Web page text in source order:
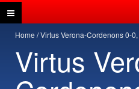
Home Virtus Verona-Cordenons 0-
Virtus